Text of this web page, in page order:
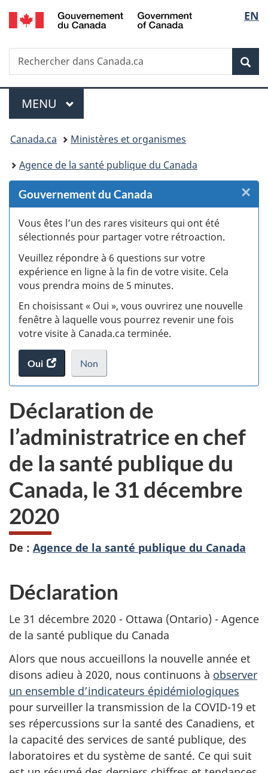
Passer
au
des
Passer
au
principal
Passer
à
Au
du
Passer
à
version
simplifiée
de
la
EN
Recherche
Rechercher
dans
Menu
MENU PRINCIPAL
Vous
êtes
ici :
Canada.ca
Ministères et organismes
Agence de la santé publique du Canada
Gouvernement du Canada
Vous êtes l’un des rares visiteurs qui ont été
sélectionnés pour partager votre rétroaction.
Veuillez répondre à 6 questions sur votre
expérience en ligne à la fin de votre visite. Cela
vous prendra moins de 5 minutes.
En choisissant « Oui », vous ouvrirez une nouvelle
fenêtre à laquelle vous pourrez revenir une fois
votre visite à Canada.ca terminée.
Oui
accéder
au
Non
je
veux
pas
participer
au
sondage
du
site
web,
.
×
Déclaration de
l’administratrice en chef
de la santé publique du
Canada, le 31 décembre
2020
De : Agence de la santé publique du Canada
Déclaration
Le 31 décembre 2020 - Ottawa (Ontario) - Agence
de la santé publique du Canada
Alors que nous accueillons la nouvelle année et
disons adieu à 2020, nous continuons à observer
un ensemble d’indicateurs épidémiologiques
pour surveiller la transmission de la COVID-19 et
ses répercussions sur la santé des Canadiens, et
la capacité des services de santé publique, des
laboratoires et du système de santé. Ce qui suit